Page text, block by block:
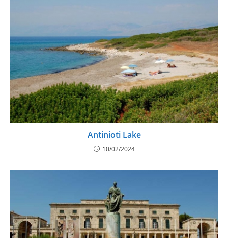
Antinioti Lake
10/02/2024